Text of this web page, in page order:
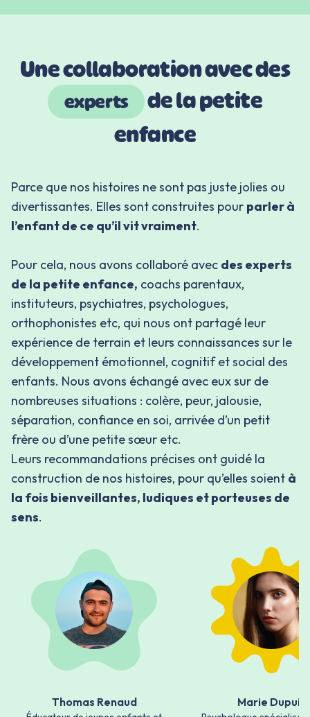
Une collaboration avec des
experts
de la petite
enfance
Parce que nos histoires ne sont pas juste jolies ou
divertissantes. Elles sont construites pour parler à
l’enfant de ce qu’il vit vraiment.
Pour cela, nous avons collaboré avec des experts
de la petite enfance, coachs parentaux,
instituteurs, psychiatres, psychologues,
orthophonistes etc, qui nous ont partagé leur
expérience de terrain et leurs connaissances sur le
développement émotionnel, cognitif et social des
enfants. Nous avons échangé avec eux sur de
nombreuses situations : colère, peur, jalousie,
séparation, confiance en soi, arrivée d’un petit
frère ou d’une petite sœur etc.
Leurs recommandations précises ont guidé la
construction de nos histoires, pour qu’elles soient à
la fois bienveillantes, ludiques et porteuses de
sens.
Thomas Renaud Marie Dupuis